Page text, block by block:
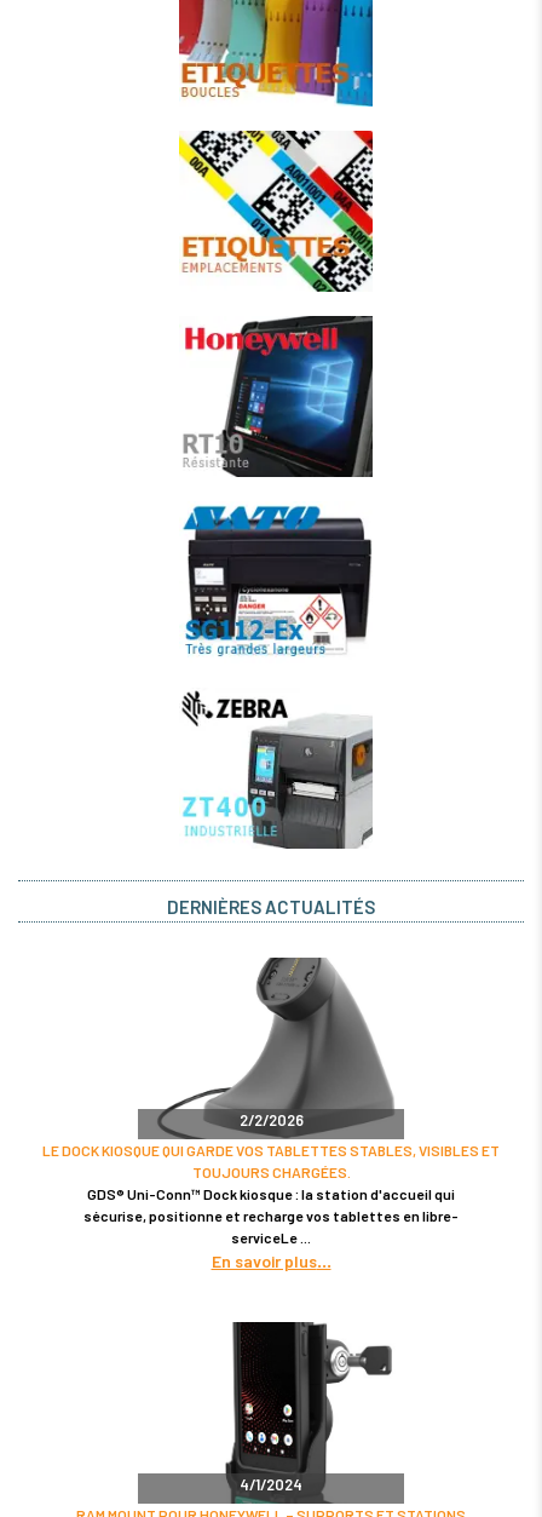
DERNIÈRES ACTUALITÉS
2/2/2026
LE DOCK KIOSQUE QUI GARDE VOS TABLETTES STABLES, VISIBLES ET
TOUJOURS CHARGÉES.
GDS® Uni-Conn™ Dock kiosque : la station d'accueil qui
sécurise, positionne et recharge vos tablettes en libre-
serviceLe
En savoir plus
4/1/2024